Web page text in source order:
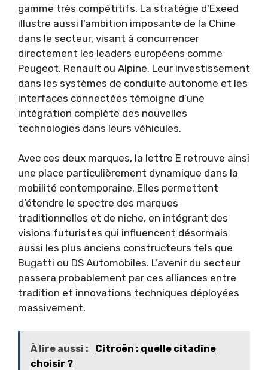
gamme très compétitifs. La stratégie d’Exeed
illustre aussi l’ambition imposante de la Chine
dans le secteur, visant à concurrencer
directement les leaders européens comme
Peugeot, Renault ou Alpine. Leur investissement
dans les systèmes de conduite autonome et les
interfaces connectées témoigne d’une
intégration complète des nouvelles
technologies dans leurs véhicules.
Avec ces deux marques, la lettre E retrouve ainsi
une place particulièrement dynamique dans la
mobilité contemporaine. Elles permettent
d’étendre le spectre des marques
traditionnelles et de niche, en intégrant des
visions futuristes qui influencent désormais
aussi les plus anciens constructeurs tels que
Bugatti ou DS Automobiles. L’avenir du secteur
passera probablement par ces alliances entre
tradition et innovations techniques déployées
massivement.
À lire aussi :
Citroën : quelle citadine
choisir ?